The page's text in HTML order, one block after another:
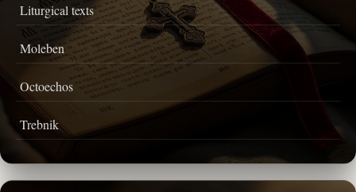
Liturgical texts
Moleben
Octoechos
Trebnik